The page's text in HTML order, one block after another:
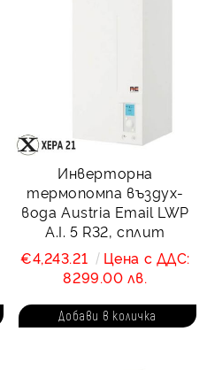
Инверторна
термопомпа въздух-
вода Austria Email LWP
A.I. 5 R32, сплит
€4,243.21
Цена с ДДС:
8299.00 лв.